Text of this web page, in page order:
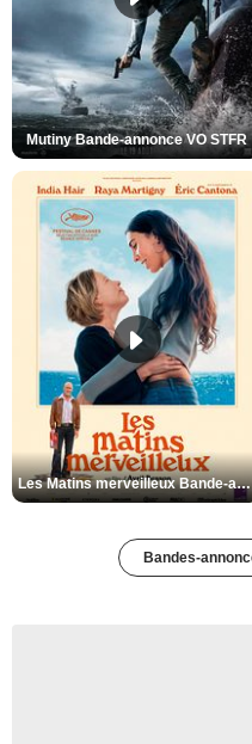
Mutiny Bande-annonce VO STFR
Les Matins merveilleux Bande-annonce VF
Bandes-